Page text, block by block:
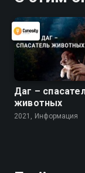
Даг –
животных
2021, Информация